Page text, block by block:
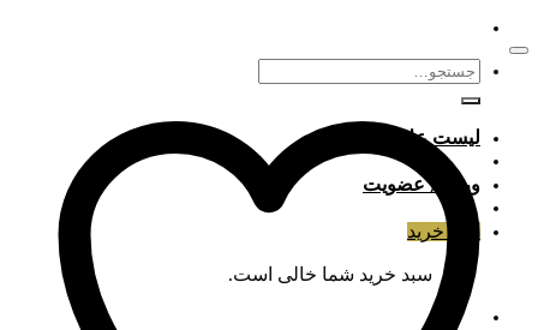
جستجو
برای:
لیست علایق
ورود / عضویت
سبد خرید
سبد خرید شما خالی است.